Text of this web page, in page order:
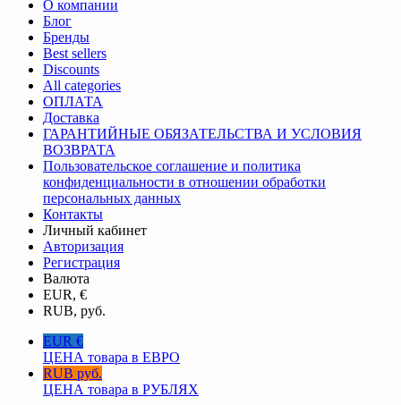
О компании
Блог
Бренды
Best sellers
Discounts
All categories
ОПЛАТА
Доставка
ГАРАНТИЙНЫЕ ОБЯЗАТЕЛЬСТВА И УСЛОВИЯ
ВОЗВРАТА
Пользовательское соглашение и политика
конфиденциальности в отношении обработки
персональных данных
Контакты
Личный кабинет
Авторизация
Регистрация
Валюта
EUR, €
RUB, руб.
EUR €
ЦЕНА товара в ЕВРО
RUB руб.
ЦЕНА товара в РУБЛЯХ